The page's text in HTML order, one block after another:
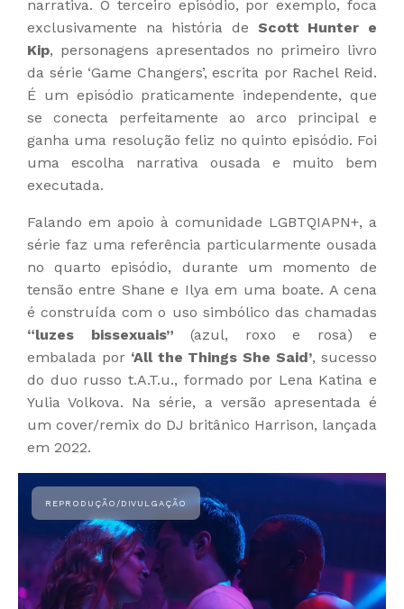
narrativa. O terceiro episódio, por exemplo, foca
exclusivamente na história de Scott Hunter e
Kip, personagens apresentados no primeiro livro
da série ‘Game Changers’, escrita por Rachel Reid.
É um episódio praticamente independente, que
se conecta perfeitamente ao arco principal e
ganha uma resolução feliz no quinto episódio. Foi
uma escolha narrativa ousada e muito bem
executada.
Falando em apoio à comunidade LGBTQIAPN+, a
série faz uma referência particularmente ousada
no quarto episódio, durante um momento de
tensão entre Shane e Ilya em uma boate. A cena
é construída com o uso simbólico das chamadas
“luzes bissexuais” (azul, roxo e rosa) e
embalada por ‘All the Things She Said’, sucesso
do duo russo t.A.T.u., formado por Lena Katina e
Yulia Volkova. Na série, a versão apresentada é
um cover/remix do DJ britânico Harrison, lançada
em 2022.